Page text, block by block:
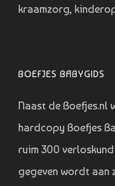
kraamzorg,
BOEFJES BABYGIDS
Naast de Boefjes.nl
hardcopy Boefjes
ruim 300
gegeven wordt aan